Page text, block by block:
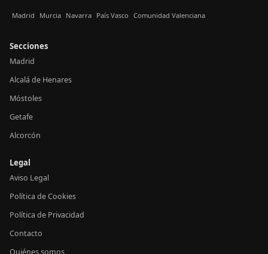
Madrid Murcia Navarra País Vasco Comunidad Valenciana
Secciones
Madrid
Alcalá de Henares
Móstoles
Getafe
Alcorcón
Legal
Aviso Legal
Política de Cookies
Política de Privacidad
Contacto